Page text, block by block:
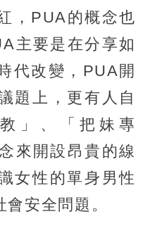
，PUA的概念也
主要是在分享如
代改變，PUA開
題上，更有人自
」、「把妹專
來開設昂貴的線
女性的單身男性
安全問題。